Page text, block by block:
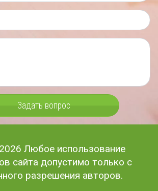
Задать вопрос
Любое использование
сайта допустимо только с
разрешения авторов.